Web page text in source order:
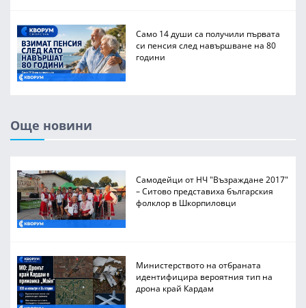
Само 14 души са получили първата
си пенсия след навършване на 80
години
Още новини
Самодейци от НЧ "Възраждане 2017"
– Ситово представиха българския
фолклор в Шкорпиловци
Министерството на отбраната
идентифицира вероятния тип на
дрона край Кардам